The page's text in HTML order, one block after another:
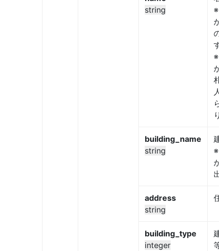
string
building_name
string
address
string
building_type
integer